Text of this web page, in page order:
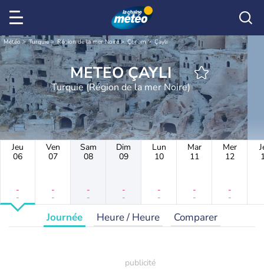
Météo Turquie Région de la mer Noire Çorum Çaylı
METEO ÇAYLI
Turquie (Région de la mer Noire)
Jeu
06
-
-
Ven
07
-
-
Sam
08
-
-
Dim
09
-
-
Lun
10
-
-
Mar
11
-
-
Mer
12
-
-
Journée Heure / Heure Comparer